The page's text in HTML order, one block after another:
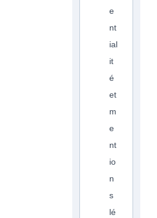
e
nt
ial
it
é
et
m
e
nt
io
n
s
lé